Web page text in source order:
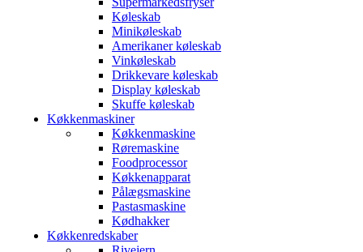
Køleskab
Minikøleskab
Amerikaner køleskab
Vinkøleskab
Drikkevare køleskab
Display køleskab
Skuffe køleskab
Køkkenmaskiner
Køkkenmaskine
Røremaskine
Foodprocessor
Køkkenapparat
Pålægsmaskine
Pastasmaskine
Kødhakker
Køkkenredskaber